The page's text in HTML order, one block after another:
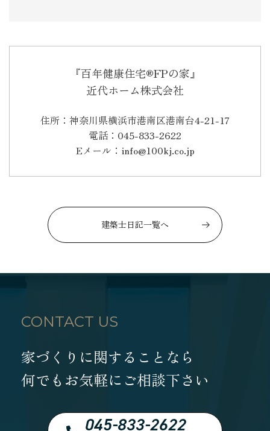
『百年健康住宅®FPの家』
近代ホーム株式会社
住所：神奈川県横浜市港南区港南台4-21-17
電話：045-833-2622
Eメール：info@100kj.co.jp
建築士日記一覧へ
CONTACT US
家づくりに関することなら
何でもお気軽にご相談下さい
045-833-2622